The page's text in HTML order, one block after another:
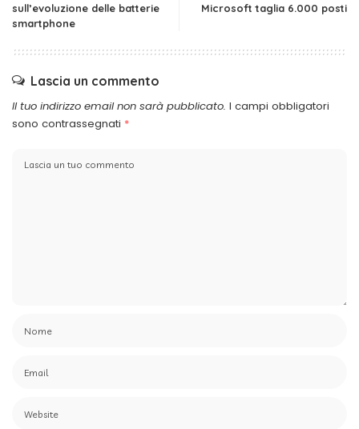
sull’evoluzione delle batterie
smartphone
Microsoft taglia 6.000 posti
Lascia un commento
Il tuo indirizzo email non sarà pubblicato. I campi obbligatori
sono contrassegnati *